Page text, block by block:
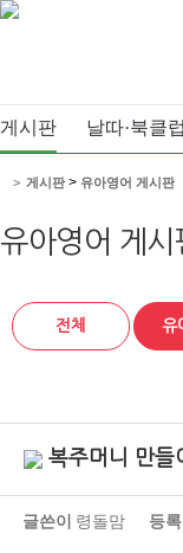
게시판 날따·북클럽
유아영어 게시
> 게시판> 유아영어 게시판
전체 유
복주머니 만
글쓴이 령돌맘 등록